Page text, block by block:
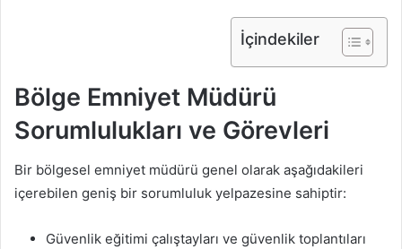
İçindekiler
Bölge Emniyet Müdürü
Sorumlulukları ve Görevleri
Bir bölgesel emniyet müdürü genel olarak aşağıdakileri
içerebilen geniş bir sorumluluk yelpazesine sahiptir:
Güvenlik eğitimi çalıştayları ve güvenlik toplantıları